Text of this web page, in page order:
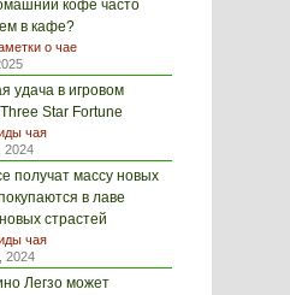
кофе часто
в кафе?
о чае
удача в игровом
Star Fortune
чая
2024
получат массу новых
в лаве
страстей
чая
2024
Легзо может